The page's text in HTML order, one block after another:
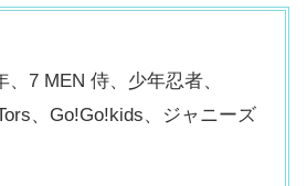
7 MEN 侍、少年忍者、
、Go!Go!kids、ジャニーズ